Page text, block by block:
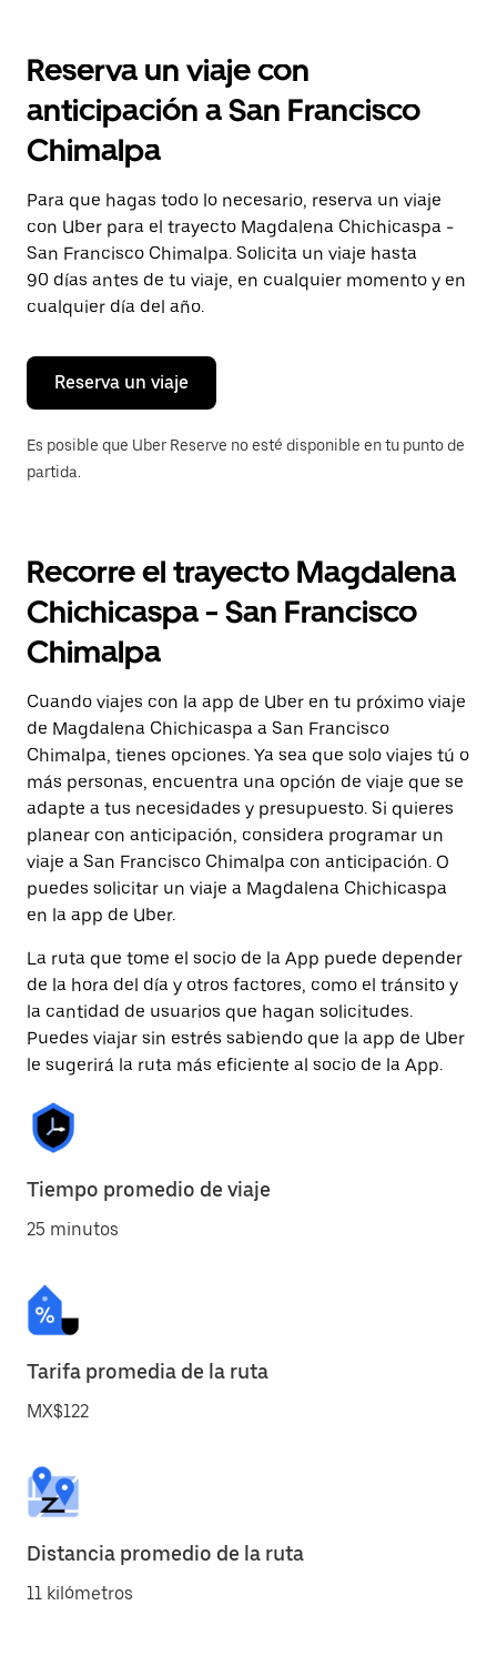
el
y
selecciona
una
Presiona
la
tecla Esc
para
cerrar
el
calendario.
Reserva un viaje con
anticipación a San Francisco
Chimalpa
Para que hagas todo lo necesario, reserva un viaje
con Uber para el trayecto Magdalena Chichicaspa -
San Francisco Chimalpa. Solicita un viaje hasta
90 días antes de tu viaje, en cualquier momento y en
cualquier día del año.
Reserva un viaje
Es posible que Uber Reserve no esté disponible en tu punto de
partida.
Recorre el trayecto Magdalena
Chichicaspa - San Francisco
Chimalpa
Cuando viajes con la app de Uber en tu próximo viaje
de Magdalena Chichicaspa a San Francisco
Chimalpa, tienes opciones. Ya sea que solo viajes tú o
más personas, encuentra una opción de viaje que se
adapte a tus necesidades y presupuesto. Si quieres
planear con anticipación, considera programar un
viaje a San Francisco Chimalpa con anticipación. O
puedes solicitar un viaje a Magdalena Chichicaspa
en la app de Uber.
La ruta que tome el socio de la App puede depender
de la hora del día y otros factores, como el tránsito y
la cantidad de usuarios que hagan solicitudes.
Puedes viajar sin estrés sabiendo que la app de Uber
le sugerirá la ruta más eficiente al socio de la App.
Tiempo promedio de viaje
25 minutos
Tarifa promedia de la ruta
MX$122
Distancia promedio de la ruta
11 kilómetros